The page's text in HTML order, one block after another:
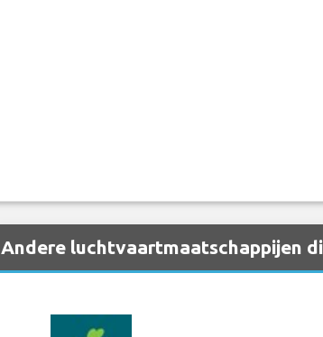
Andere luchtvaartmaatschappijen